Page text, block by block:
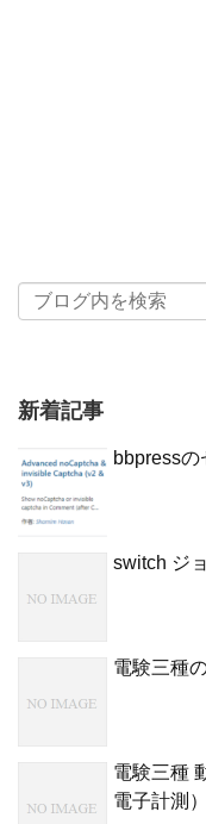
新着記事
bbpress
switch ジ
電験三種
電験三種
電子計測）